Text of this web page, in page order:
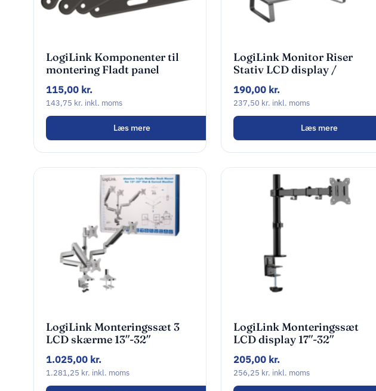
LogiLink Komponenter til
montering Fladt panel
32″-55″
115,00 kr.
143,75 kr. inkl. moms
Læs mere
LogiLink Monitor Riser
Stativ LCD display /
notebook
190,00 kr.
237,50 kr. inkl. moms
Læs mere
LogiLink Monteringssæt 3
LCD skærme 13″-32″
1.025,00 kr.
1.281,25 kr. inkl. moms
LogiLink Monteringssæt
LCD display 17″-32″
205,00 kr.
256,25 kr. inkl. moms